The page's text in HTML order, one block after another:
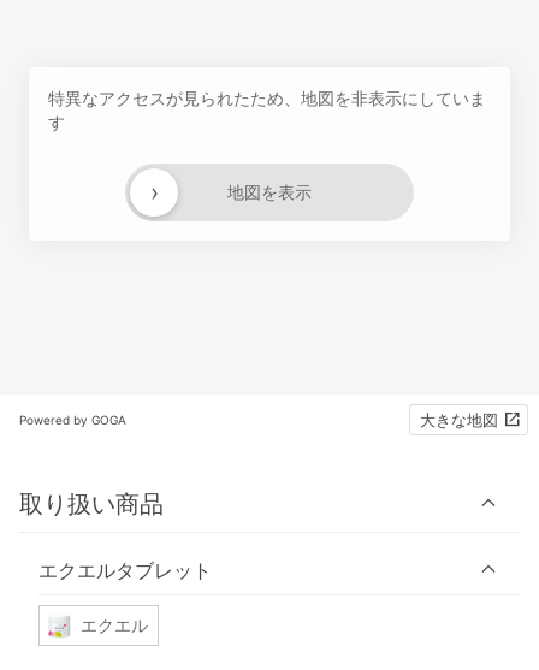
特異なアクセスが見られたため、地図を非表示にしていま
す
地図を表示
›
Powered by GOGA 大きな地図
取り扱い商品
エクエルタブレット
エクエル